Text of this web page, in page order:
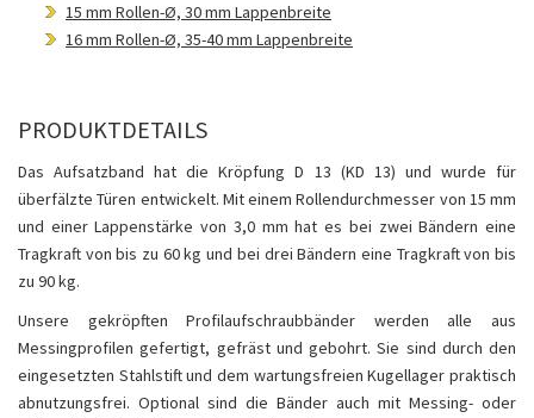
15 mm Rollen-Ø, 30 mm Lappenbreite
16 mm Rollen-Ø, 35-40 mm Lappenbreite
PRODUKTDETAILS
Das Aufsatzband hat die Kröpfung D 13 (KD 13) und wurde für
überfälzte Türen entwickelt. Mit einem Rollendurchmesser von 15 mm
und einer Lappenstärke von 3,0 mm hat es bei zwei Bändern eine
Tragkraft von bis zu 60 kg und bei drei Bändern eine Tragkraft von bis
zu 90 kg.
Unsere gekröpften Profilaufschraubbänder werden alle aus
Messingprofilen gefertigt, gefräst und gebohrt. Sie sind durch den
eingesetzten Stahlstift und dem wartungsfreien Kugellager praktisch
abnutzungsfrei. Optional sind die Bänder auch mit Messing- oder